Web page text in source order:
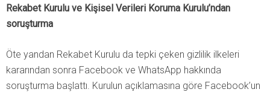
Rekabet Kurulu ve Kişisel Verileri Koruma Kurulu’ndan
soruşturma
Öte yandan Rekabet Kurulu da tepki çeken gizlilik ilkeleri
kararından sonra Facebook ve WhatsApp hakkında
soruşturma başlattı. Kurulun açıklamasına göre Facebook’un